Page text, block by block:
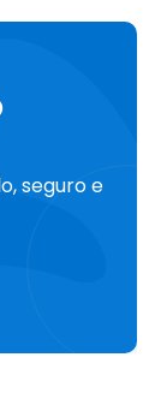
seguro e